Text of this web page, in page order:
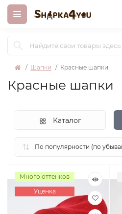
Шапки Красные шапки
Красные шапки
Каталог
Много оттенков
Уценка